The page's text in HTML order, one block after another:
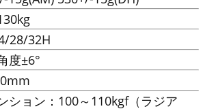
28/32H
度±6°
ション：100～110kgf（ラジア